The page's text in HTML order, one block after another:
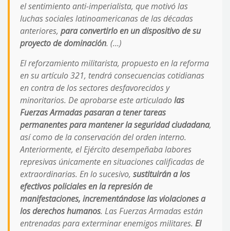
el sentimiento anti-imperialista, que motivó las
luchas sociales latinoamericanas de las décadas
anteriores, para convertirlo en un dispositivo de su
proyecto de dominación. (…)
El reforzamiento militarista, propuesto en la reforma
en su artículo 321, tendrá consecuencias cotidianas
en contra de los sectores desfavorecidos y
minoritarios. De aprobarse este articuladolas
Fuerzas Armadas pasaran a tener tareas
permanentes para mantener la seguridad ciudadana,
así como de la conservación del orden interno.
Anteriormente, el Ejército desempeñaba labores
represivas únicamente en situaciones calificadas de
extraordinarias. En lo sucesivo, sustituirán a los
efectivos policiales en la represión de
manifestaciones, incrementándose las violaciones a
los derechos humanos. Las Fuerzas Armadas están
entrenadas para exterminar enemigos militares. El